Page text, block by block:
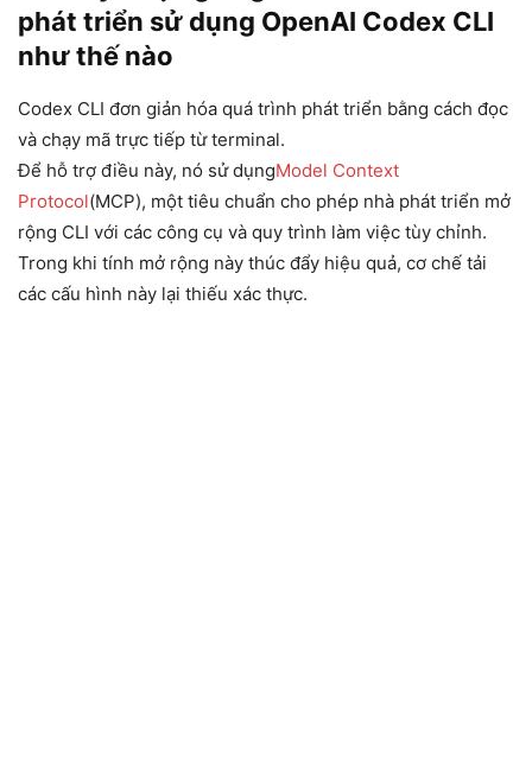
phát triển sử dụng OpenAI Codex CLI
như thế nào
Codex CLI đơn giản hóa quá trình phát triển bằng cách đọc
và chạy mã trực tiếp từ terminal.
Để hỗ trợ điều này, nó sử dụngModel Context
Protocol(MCP), một tiêu chuẩn cho phép nhà phát triển mở
rộng CLI với các công cụ và quy trình làm việc tùy chỉnh.
Trong khi tính mở rộng này thúc đẩy hiệu quả, cơ chế tải
các cấu hình này lại thiếu xác thực.